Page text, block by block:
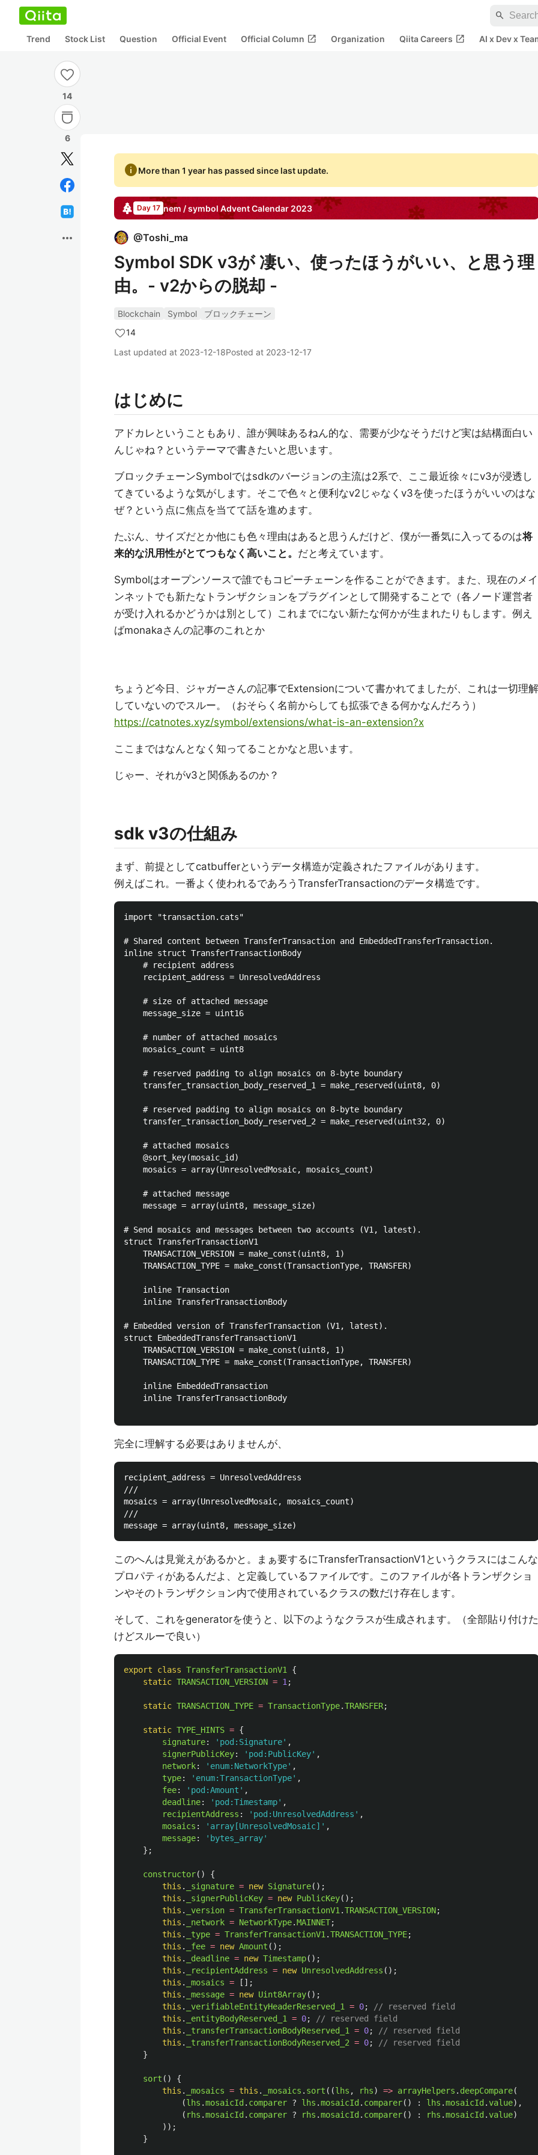
search
Trend Stock List Question Official Event Official Column open_in_new Organization Qiita Careers open_in_new AI x Dev x
14
6
more_horiz
infoMore than 1 year has passed since last update.
Day 17 nem / symbol Advent Calendar 2023
@Toshi_ma
Symbol SDK v3が 凄い、使ったほうがいい、と思う理
由。- v2からの脱却 -
Blockchain Symbol
ブロックチェーン
14
Last updated at 2023-12-18Posted at 2023-12-17
はじめに
アドカレということもあり、誰が興味あるねん的な、需要が少なそうだけど実は結構面白い
んじゃね？というテーマで書きたいと思います。
ブロックチェーンSymbolではsdkのバージョンの主流は2系で、ここ最近徐々にv3が浸透し
てきているような気がします。そこで色々と便利なv2じゃなくv3を使ったほうがいいのはな
ぜ？という点に焦点を当てて話を進めます。
たぶん、サイズだとか他にも色々理由はあると思うんだけど、僕が一番気に入ってるのは将
来的な汎用性がとてつもなく高いこと。 だと考えています。
Symbolはオープンソースで誰でもコピーチェーンを作ることができます。また、現在のメイ
ンネットでも新たなトランザクションをプラグインとして開発することで（各ノード運営者
が受け入れるかどうかは別として）これまでにない新たな何かが生まれたりもします。例え
ばmonakaさんの記事のこれとか
ちょうど今日、ジャガーさんの記事でExtensionについて書かれてましたが、これは一切理解
していないのでスルー。（おそらく名前からしても拡張できる何かなんだろう）
https://catnotes.xyz/symbol/extensions/what-is-an-extension?x
ここまではなんとなく知ってることかなと思います。
じゃー、それがv3と関係あるのか？
sdk v3の仕組み
まず、前提としてcatbufferというデータ構造が定義されたファイルがあります。
例えばこれ。一番よく使われるであろうTransferTransactionのデータ構造です。
import "transaction.cats"
# Shared content between TransferTransaction and EmbeddedTransferTransaction.
inline struct TransferTransactionBody
# Send mosaics and messages between two accounts (V1, latest).
struct TransferTransactionV1
# Embedded version of TransferTransaction (V1, latest).
struct EmbeddedTransferTransactionV1
完全に理解する必要はありませんが、
recipient_address = UnresolvedAddress
///
mosaics = array(UnresolvedMosaic, mosaics_count)
///
このへんは見覚えがあるかと。まぁ要するにTransferTransactionV1というクラスにはこんな
プロパティがあるんだよ、と定義しているファイルです。このファイルが各トランザクショ
ンやそのトランザクション内で使用されているクラスの数だけ存在します。
そして、これをgeneratorを使うと、以下のようなクラスが生成されます。（全部貼り付けた
けどスルーで良い）
export class TransferTransactionV1
{
static TRANSACTION_VERSION = 1 ;
static TRANSACTION_TYPE = TransactionType.TRANSFER;
static TYPE_HINTS = {
signature: ' pod:Signature' ,
signerPublicKey: ' pod:PublicKey' ,
network: ' enum:NetworkType' ,
type: ' enum:TransactionType' ,
fee: ' pod:Amount ' ,
deadline: ' pod:Timestamp' ,
recipientAddress : ' pod:UnresolvedAddress ' ,
mosaics : ' array[UnresolvedMosaic] ' ,
message: ' bytes_array'
};
constructor()
{
this . _signature = new Signature();
this . _signerPublicKey = new PublicKey();
this . _version = TransferTransactionV1 .TRANSACTION_VERSION;
this . _network = NetworkType.MAINNET;
this . _type = TransferTransactionV1 .TRANSACTION_TYPE;
this . _fee = new Amount ();
this . _deadline = new Timestamp();
this . _recipientAddress = new UnresolvedAddress ();
this . _mosaics =
[];
this . _message = new Uint8Array();
this . _verifiableEntityHeaderReserved_1 = 0;
// reserved field
this . _entityBodyReserved_1 = 0;
// reserved field
this . _transferTransactionBodyReserved_1 = 0;
// reserved field
this . _transferTransactionBodyReserved_2 = 0;
// reserved field
}
sort ()
{
this . _mosaics = this . _mosaics . sort ((lhs , rhs) => arrayHelpers . deepCompare(
(lhs .mosaicId . comparer ? lhs .mosaicId . comparer() : lhs .mosaicId .value),
( rhs .mosaicId . comparer ? rhs .mosaicId . comparer() : rhs .mosaicId .value)
));
}